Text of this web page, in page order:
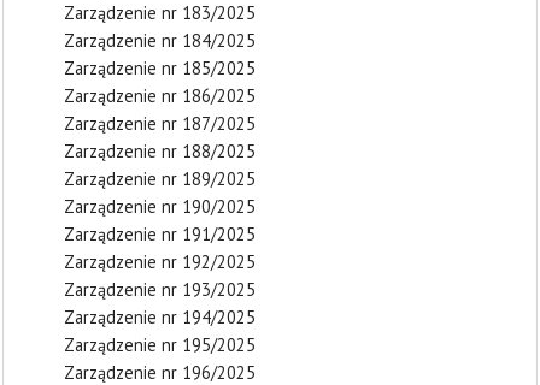
Zarządzenie nr 183/2025
Zarządzenie nr 184/2025
Zarządzenie nr 185/2025
Zarządzenie nr 186/2025
Zarządzenie nr 187/2025
Zarządzenie nr 188/2025
Zarządzenie nr 189/2025
Zarządzenie nr 190/2025
Zarządzenie nr 191/2025
Zarządzenie nr 192/2025
Zarządzenie nr 193/2025
Zarządzenie nr 194/2025
Zarządzenie nr 195/2025
Zarządzenie nr 196/2025